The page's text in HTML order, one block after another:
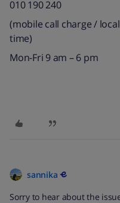
010 190 240
(mobile call charge /
time)​
Mon-Fri 9 am –6 pm
sannika
Sorry to hear about the